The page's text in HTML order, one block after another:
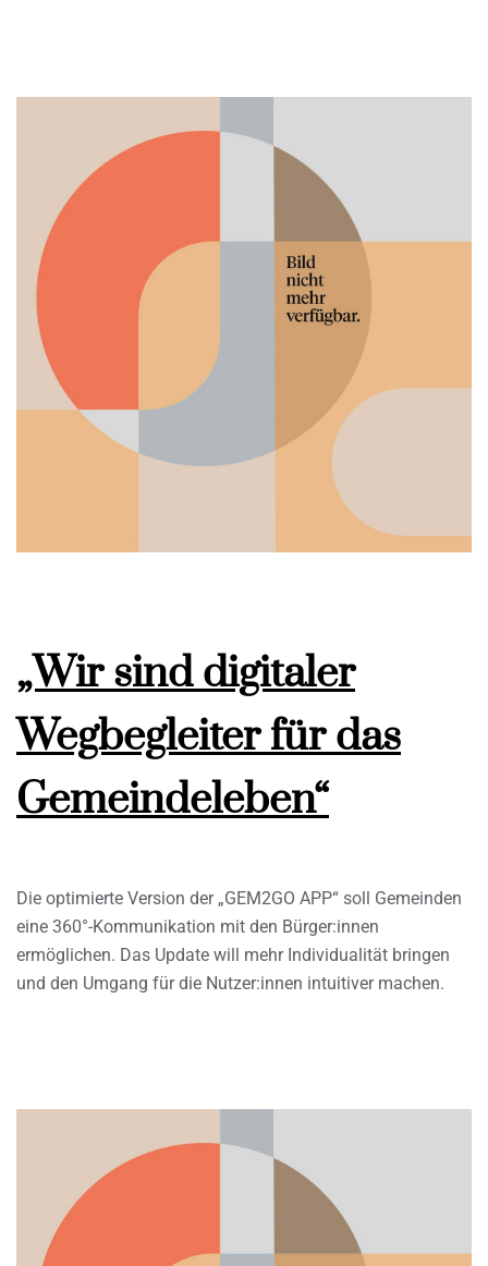
„Wir sind digitaler
Wegbegleiter für das
Gemeindeleben“
Die optimierte Version der „GEM2GO APP“ soll Gemeinden
eine 360°-Kommunikation mit den Bürger:innen
ermöglichen. Das Update will mehr Individualität bringen
und den Umgang für die Nutzer:innen intuitiver machen.